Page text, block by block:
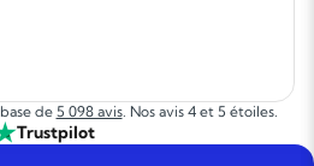
de 5 098 avis. Nos avis 4 et 5 étoiles.
Trustpilot